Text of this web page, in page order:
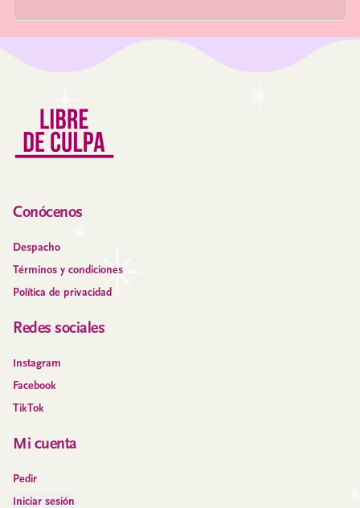
Conócenos
Despacho
Términos y condiciones
Política de privacidad
Redes sociales
Instagram
Facebook
TikTok
Mi cuenta
Pedir
Iniciar sesión